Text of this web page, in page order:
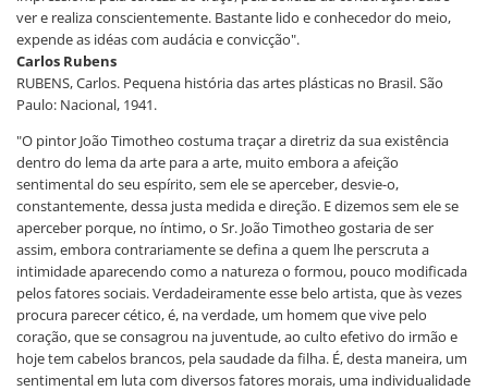
ver e realiza conscientemente. Bastante lido e conhecedor do meio,
expende as idéas com audácia e convicção".
Carlos Rubens
RUBENS, Carlos. Pequena história das artes plásticas no Brasil. São
Paulo: Nacional, 1941.
"O pintor João Timotheo costuma traçar a diretriz da sua existência
dentro do lema da arte para a arte, muito embora a afeição
sentimental do seu espírito, sem ele se aperceber, desvie-o,
constantemente, dessa justa medida e direção. E dizemos sem ele se
aperceber porque, no íntimo, o Sr. João Timotheo gostaria de ser
assim, embora contrariamente se defina a quem lhe perscruta a
intimidade aparecendo como a natureza o formou, pouco modificada
pelos fatores sociais. Verdadeiramente esse belo artista, que às vezes
procura parecer cético, é, na verdade, um homem que vive pelo
coração, que se consagrou na juventude, ao culto efetivo do irmão e
hoje tem cabelos brancos, pela saudade da filha. É, desta maneira, um
sentimental em luta com diversos fatores morais, uma individualidade